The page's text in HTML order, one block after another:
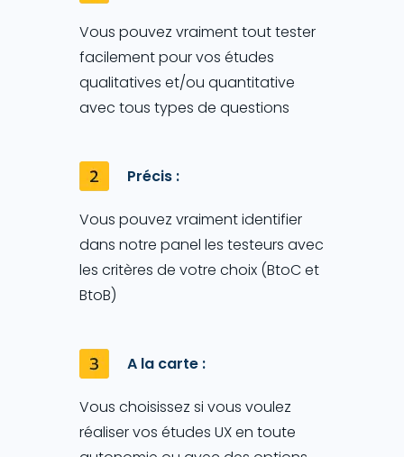
Vous pouvez vraiment tout tester
facilement pour vos études
qualitatives et/ou quantitative
avec tous types de questions
Précis :
Vous pouvez vraiment identifier
dans notre panel les testeurs avec
les critères de votre choix (BtoC et
BtoB)
A la carte :
Vous choisissez si vous voulez
réaliser vos études UX en toute